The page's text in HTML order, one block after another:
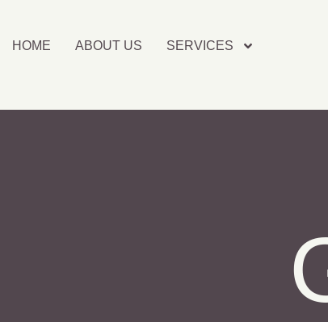
HOME ABOUT US SERVICES